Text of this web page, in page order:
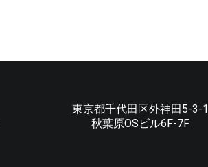
東京都千代田区外神田5-3-1
秋葉原OSビル6F-7F